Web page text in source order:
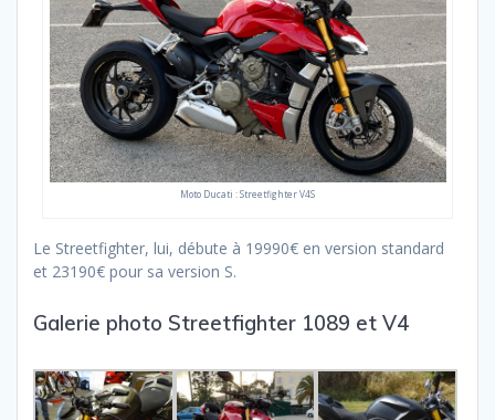
Moto Ducati : Streetfighter V4S
Le Streetfighter, lui, débute à 19990€ en version standard
et 23190€ pour sa version S.
Galerie photo Streetfighter 1089 et V4